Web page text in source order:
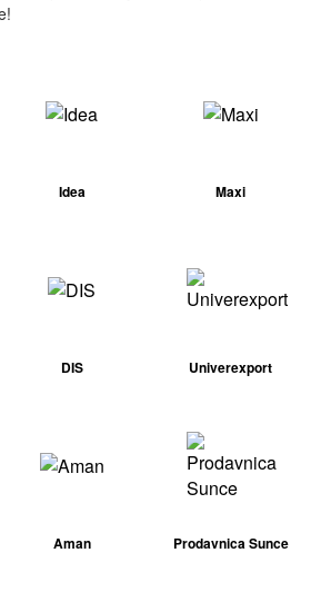
Idea Maxi
DIS Univerexport
Aman Prodavnica Sunce